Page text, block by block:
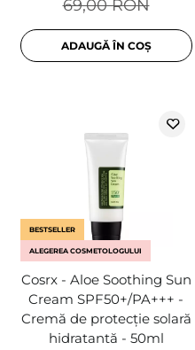
69,00 RON
ADAUGĂ ÎN COȘ
BESTSELLER
ALEGEREA COSMETOLOGULUI
Cosrx - Aloe Soothing Sun
Cream SPF50+/PA+++ -
Cremă de protecție solară
hidratantă - 50ml